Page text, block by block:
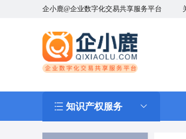
企小鹿@企业数字化交易共享服务平台
知识产权服务